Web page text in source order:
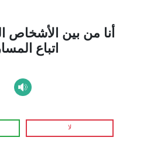
أنا من بين الأشخاص
اتباع
لا